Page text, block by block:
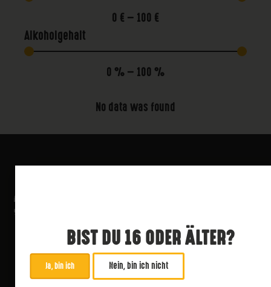
0 € — 100 €
Alkoholgehalt
0 % — 100 %
No data was found
BIST DU 16 ODER ÄLTER?
Ja, bin ich Nein, bin ich nicht